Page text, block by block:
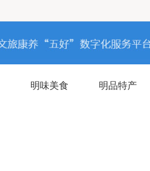
明味美食 明品特产